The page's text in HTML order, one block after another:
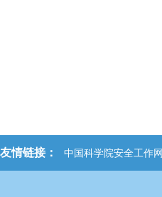
友情链接： 中国科学院安全工作网